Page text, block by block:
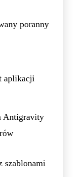
poranny
aplikacji
Antigravity
szablonami